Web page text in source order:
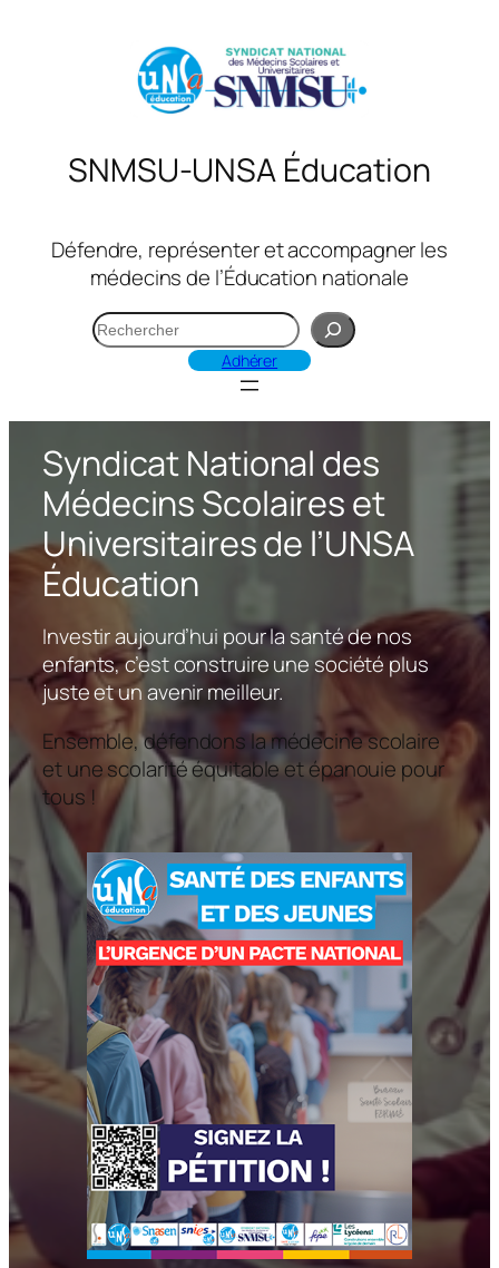
SNMSU-UNSA Éducation
Défendre, représenter et accompagner les
médecins de l’Éducation nationale
R
e
r
c
h
e
r
Adhérer
Syndicat National des
Médecins Scolaires et
Universitaires de l’UNSA
Éducation
Investir aujourd’hui pour la santé de nos
enfants, c’est construire une société plus
juste et un avenir meilleur.
Ensemble, défendons la médecine scolaire
et une scolarité équitable et épanouie pour
tous !